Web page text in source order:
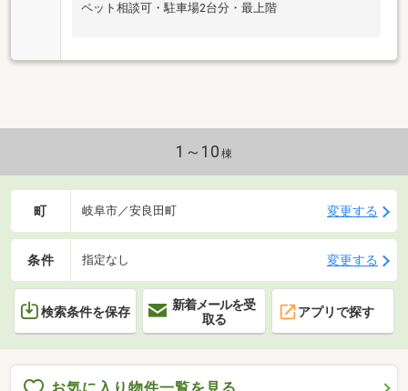
ペット相談可・駐車場2台分・最上階
1～10 棟
町 岐阜市／安良田町 変更する
条件 指定なし 変更する
検索条件を保存
新着メールを受
取る
アプリで探す
お気に入り物件一覧を見る